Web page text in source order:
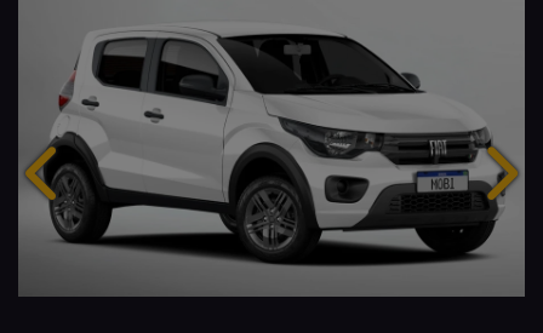
Anterior